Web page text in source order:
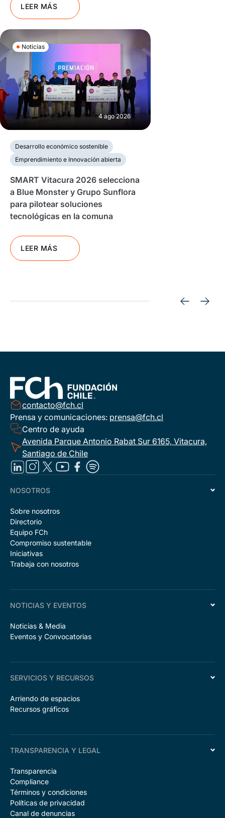
LEER MÁS
Noticias
4 ago 2026
Desarrollo económico sostenible
Emprendimiento e Innovación abierta
SMART Vitacura 2026 selecciona
a Blue Monster y Grupo Sunflora
para pilotear soluciones
tecnológicas en la comuna
LEER MÁS
contacto@fch.cl
Prensa y comunicaciones: prensa@fch.cl
Centro de ayuda
Avenida Parque Antonio Rabat Sur 6165, Vitacura,
Santiago de Chile
NOSOTROS
Sobre nosotros
Directorio
Equipo FCh
Compromiso sustentable
Iniciativas
Trabaja con nosotros
NOTICIAS Y EVENTOS
Noticias & Media
Eventos y Convocatorias
SERVICIOS Y RECURSOS
Arriendo de espacios
Recursos gráficos
TRANSPARENCIA Y LEGAL
Transparencia
Compliance
Términos y condiciones
Políticas de privacidad
Canal de denuncias